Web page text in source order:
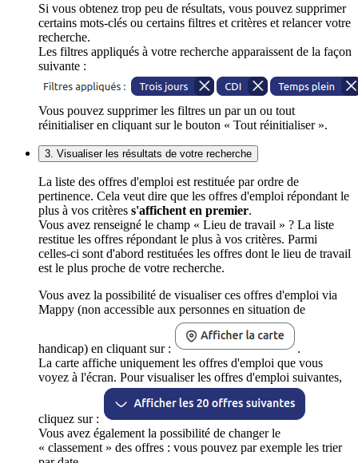
Si vous obtenez trop peu de résultats, vous pouvez supprimer
certains mots-clés ou certains filtres et critères et relancer votre
recherche.
Les filtres appliqués à votre recherche apparaissent de la façon
suivante :
Vous pouvez supprimer les filtres un par un ou tout
réinitialiser en cliquant sur le bouton « Tout réinitialiser ».
3. Visualiser les résultats de votre recherche
La liste des offres d'emploi est restituée par ordre de
pertinence. Cela veut dire que les offres d'emploi répondant le
plus à vos critères s'affichent en premier.
Vous avez renseigné le champ « Lieu de travail » ? La liste
restitue les offres répondant le plus à vos critères. Parmi
celles-ci sont d'abord restituées les offres dont le lieu de travail
est le plus proche de votre recherche.
Vous avez la possibilité de visualiser ces offres d'emploi via
Mappy (non accessible aux personnes en situation de
handicap) en cliquant sur :
.
La carte affiche uniquement les offres d'emploi que vous
voyez à l'écran. Pour visualiser les offres d'emploi suivantes,
cliquez sur :
Vous avez également la possibilité de changer le
« classement » des offres : vous pouvez par exemple les trier